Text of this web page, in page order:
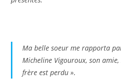
Ma belle soeur me rapporta
Micheline Vigouroux, son
frère est perdu ».